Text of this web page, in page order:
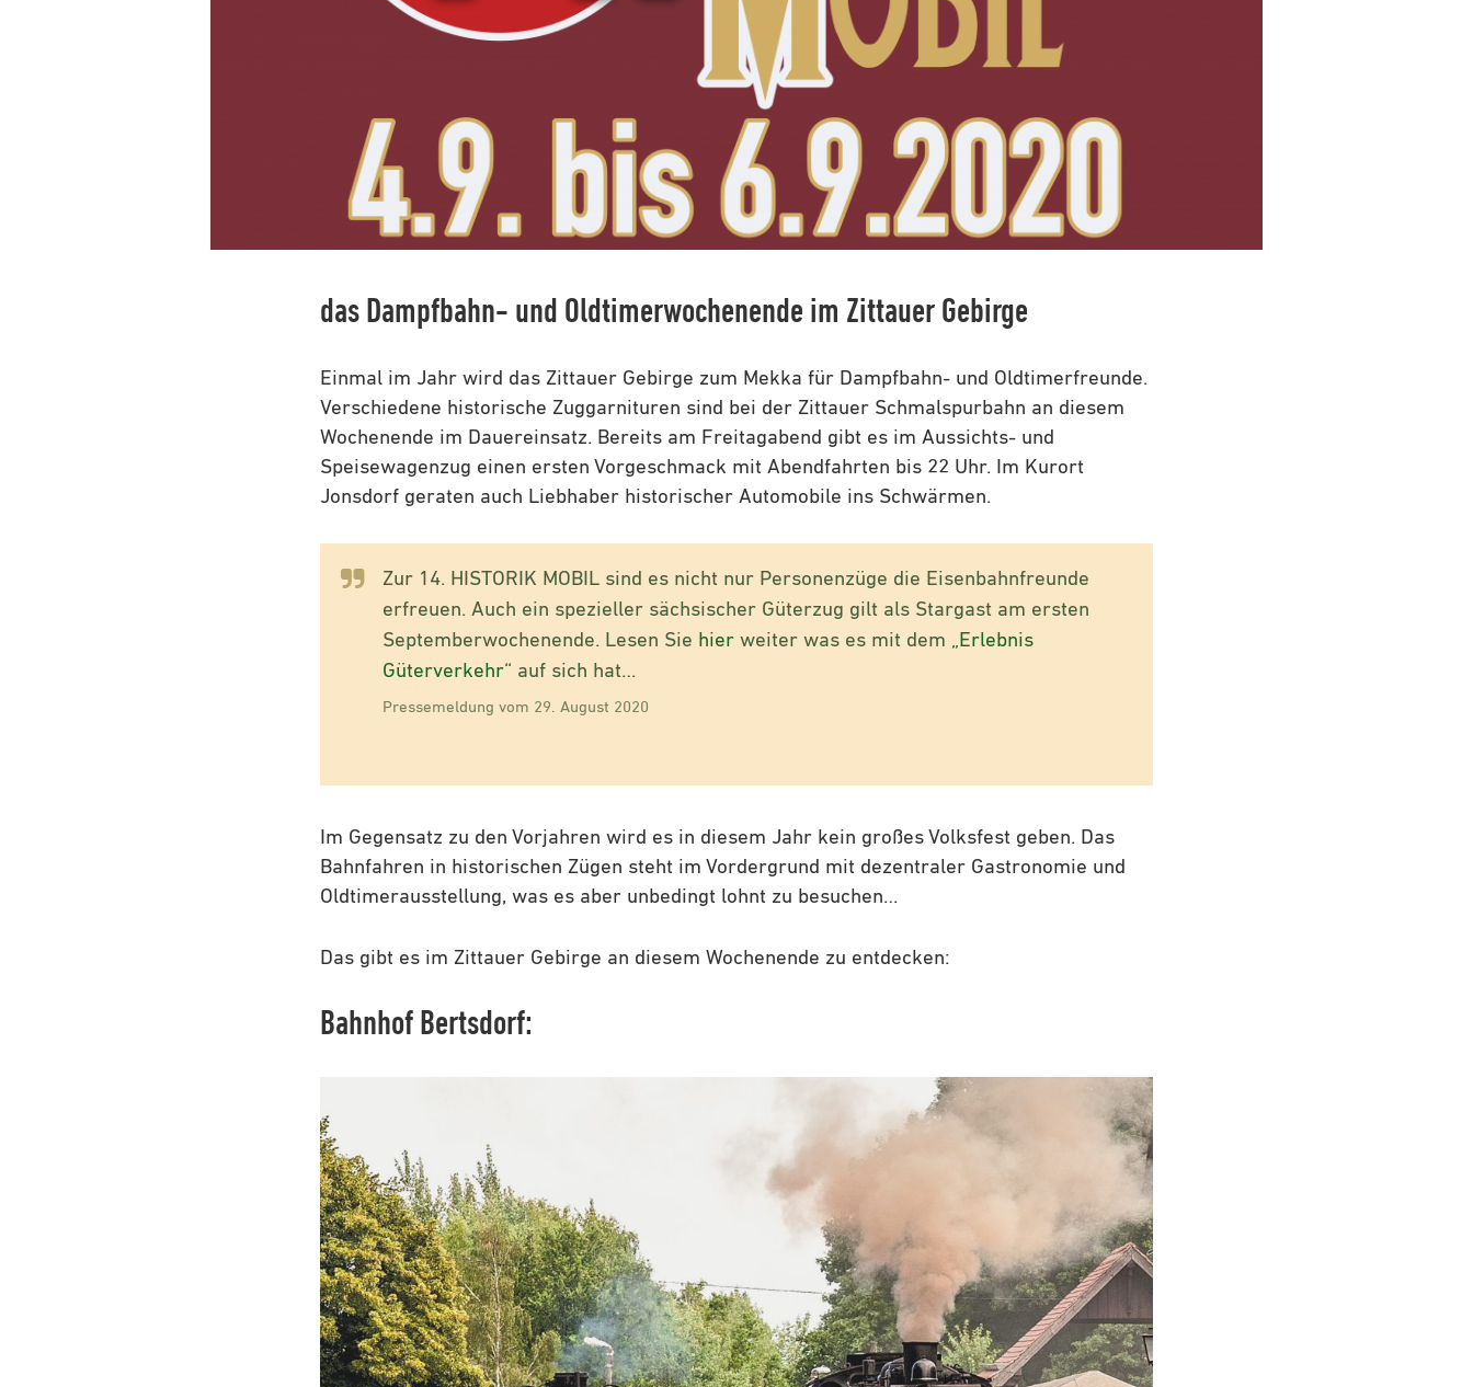
das Dampfbahn- und Oldtimerwochenende im Zittauer Gebirge
Einmal im Jahr wird das Zittauer Gebirge zum Mekka für Dampfbahn- und Oldtimerfreunde.
Verschiedene historische Zuggarnituren sind bei der Zittauer Schmalspurbahn an diesem
Wochenende im Dauereinsatz. Bereits am Freitagabend gibt es im Aussichts- und
Speisewagenzug einen ersten Vorgeschmack mit Abendfahrten bis 22 Uhr. Im Kurort
Jonsdorf geraten auch Liebhaber historischer Automobile ins Schwärmen.
Zur 14. HISTORIK MOBIL sind es nicht nur Personenzüge die Eisenbahnfreunde
erfreuen. Auch ein spezieller sächsischer Güterzug gilt als Stargast am ersten
Septemberwochenende. Lesen Sie hier weiter was es mit dem „Erlebnis
Güterverkehr“ auf sich hat…
Pressemeldung vom 29. August 2020
Im Gegensatz zu den Vorjahren wird es in diesem Jahr kein großes Volksfest geben. Das
Bahnfahren in historischen Zügen steht im Vordergrund mit dezentraler Gastronomie und
Oldtimerausstellung, was es aber unbedingt lohnt zu besuchen…
Das gibt es im Zittauer Gebirge an diesem Wochenende zu entdecken:
Bahnhof Bertsdorf: